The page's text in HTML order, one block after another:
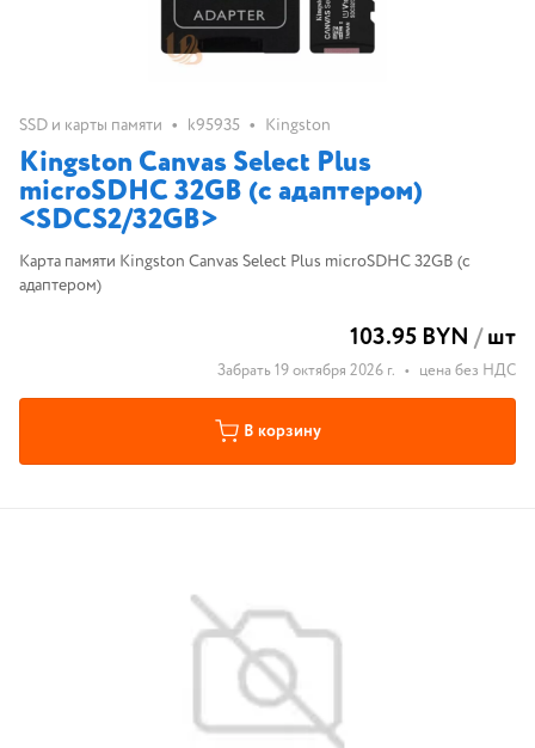
SSD и карты памяти • k95935 • Kingston
Kingston Canvas Select Plus
microSDHC 32GB (с адаптером)
<SDCS2/32GB>
Карта памяти Kingston Canvas Select Plus microSDHC 32GB (с
адаптером)
103.95 BYN /шт
Забрать 19 октября 2026 г. • цена без НДС
В корзину